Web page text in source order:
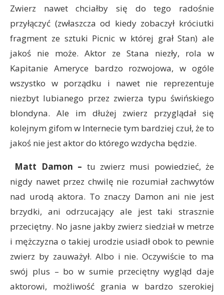
Zwierz nawet chciałby się do tego radośnie
przyłączyć (zwłaszcza od kiedy zobaczył króciutki
fragment ze sztuki Picnic w której grał Stan) ale
jakoś nie może. Aktor ze Stana niezły, rola w
Kapitanie Ameryce bardzo rozwojowa, w ogóle
wszystko w porządku i nawet nie reprezentuje
niezbyt lubianego przez zwierza typu świńskiego
blondyna. Ale im dłużej zwierz przyglądał się
kolejnym gifom w Internecie tym bardziej czuł, że to
jakoś nie jest aktor do którego wzdycha będzie.
Matt Damon – tu zwierz musi powiedzieć, że
nigdy nawet przez chwilę nie rozumiał zachwytów
nad urodą aktora. To znaczy Damon ani nie jest
brzydki, ani odrzucający ale jest taki strasznie
przeciętny. No jasne jakby zwierz siedział w metrze
i mężczyzna o takiej urodzie usiadł obok to pewnie
zwierz by zauważył. Albo i nie. Oczywiście to ma
swój plus – bo w sumie przeciętny wygląd daje
aktorowi, możliwość grania w bardzo szerokiej